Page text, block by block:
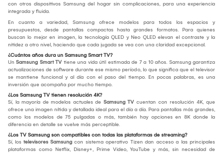
con otros dispositivos Samsung del hogar sin complicaciones, para una experiencia
integrada y fluida.
En cuanto a variedad, Samsung ofrece modelos para todos los espacios y
presupuestos, desde pantallas compactas hasta grandes formatos. Para quienes
buscan lo mejor en imagen, la tecnología QLED y Neo QLED elevan el contraste y la
nitidez a otro nivel, haciendo que cada jugada se vea con una claridad excepcional.
¿Cuántos años dura un Samsung Smart TV?
Un Samsung Smart TV tiene una vida útil estimada de 7 a 10 años. Samsung garantiza
actualizaciones de software durante ese mismo período, lo que significa que el televisor
se mantiene funcional y al día con el paso del tiempo. En pocas palabras, es una
inversión que acompaña por mucho tiempo.
¿Los Samsung TV tienen resolución 4K?
Sí, la mayoría de modelos actuales de Samsung TV cuentan con resolución 4K, que
ofrece una imagen nítida y detallada ideal para el día a día. Para pantallas más grandes,
como los modelos de 75 pulgadas o más, también hay opciones en 8K donde la
diferencia en detalle se vuelve más perceptible.
¿Los TV Samsung son compatibles con todas las plataformas de streaming?
Sí, los televisores Samsung con sistema operativo Tizen dan acceso a las principales
plataformas como Netflix, Disney+, Prime Video, YouTube y más, sin necesidad de